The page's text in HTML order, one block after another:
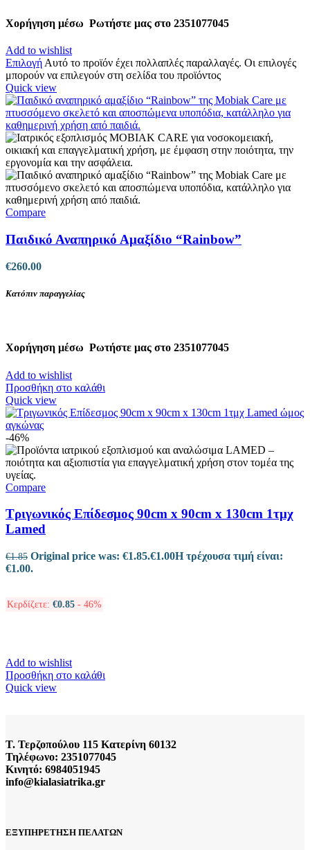
Χορήγηση μέσω Ρωτήστε μας στο 2351077045
Add to wishlist
Επιλογή Αυτό το προϊόν έχει πολλαπλές παραλλαγές. Οι επιλογές
μπορούν να επιλεγούν στη σελίδα του προϊόντος
Quick view
Compare
Παιδικό Αναπηρικό Αμαξίδιο “Rainbow”
€260.00
Κατόπιν παραγγελίας
Χορήγηση μέσω Ρωτήστε μας στο 2351077045
Add to wishlist
Προσθήκη στο καλάθι
Quick view
-46%
Compare
Τριγωνικός Επίδεσμος 90cm x 90cm x 130cm 1τμχ
Lamed
€1.85 Original price was: €1.85.€1.00Η τρέχουσα τιμή είναι:
€1.00.
Κερδίζετε: €0.85 - 46%
Add to wishlist
Προσθήκη στο καλάθι
Quick view
Τ. Τερζοπούλου 115 Κατερίνη 60132
Τηλέφωνο: 2351077045
Κινητό: 6984051945
info@kialasiatrika.gr
ΕΞΥΠΗΡΕΤΗΣΗ ΠΕΛΑΤΩΝ